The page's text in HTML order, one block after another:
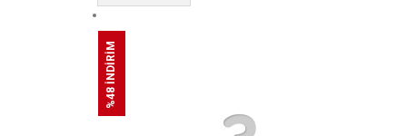
%48 İNDİRİM